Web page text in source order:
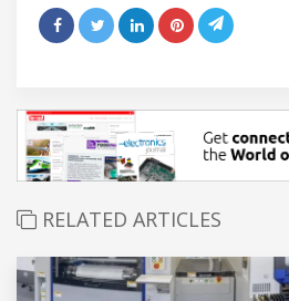
RELATED ARTICLES